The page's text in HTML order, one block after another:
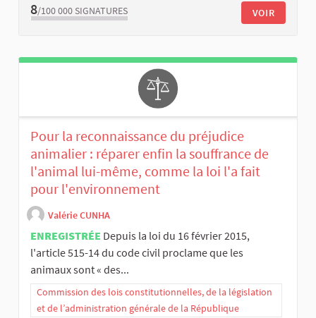
8/100 000 SIGNATURES VOIR
Pour la reconnaissance du préjudice
animalier : réparer enfin la souffrance de
l'animal lui-même, comme la loi l'a fait
pour l'environnement
Valérie CUNHA
ENREGISTRÉE Depuis la loi du 16 février 2015,
l'article 515-14 du code civil proclame que les
animaux sont « des...
Commission des lois constitutionnelles, de la législation
et de l’administration générale de la République